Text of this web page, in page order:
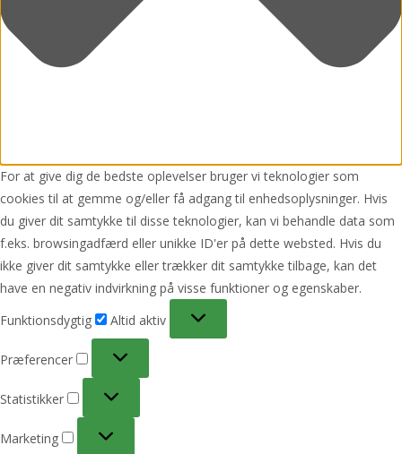
For at give dig de bedste oplevelser bruger vi teknologier som
cookies til at gemme og/eller få adgang til enhedsoplysninger. Hvis
du giver dit samtykke til disse teknologier, kan vi behandle data som
f.eks. browsingadfærd eller unikke ID'er på dette websted. Hvis du
ikke giver dit samtykke eller trækker dit samtykke tilbage, kan det
have en negativ indvirkning på visse funktioner og egenskaber.
Funktionsdygtig
Altid aktiv
Præferencer
Statistikker
Marketing